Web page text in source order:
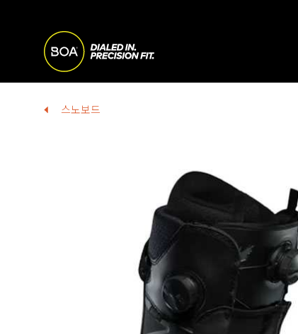
A
N
N
A
V
Begin main content
스노보드